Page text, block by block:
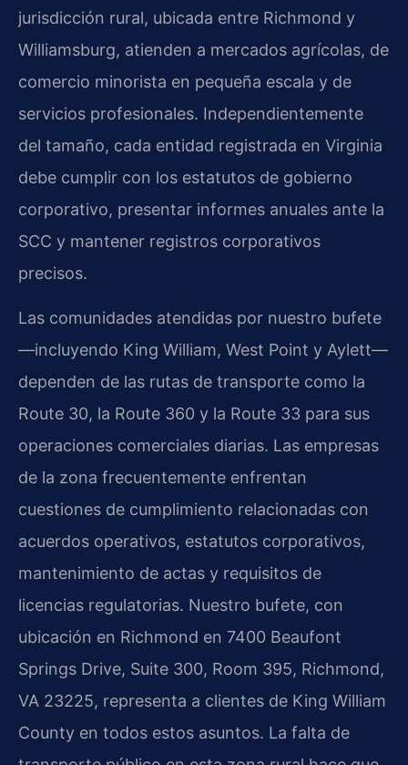
jurisdicción rural, ubicada entre Richmond y
Williamsburg, atienden a mercados agrícolas, de
comercio minorista en pequeña escala y de
servicios profesionales. Independientemente
del tamaño, cada entidad registrada en Virginia
debe cumplir con los estatutos de gobierno
corporativo, presentar informes anuales ante la
SCC y mantener registros corporativos
precisos.
Las comunidades atendidas por nuestro bufete
—incluyendo King William, West Point y Aylett—
dependen de las rutas de transporte como la
Route 30, la Route 360 y la Route 33 para sus
operaciones comerciales diarias. Las empresas
de la zona frecuentemente enfrentan
cuestiones de cumplimiento relacionadas con
acuerdos operativos, estatutos corporativos,
mantenimiento de actas y requisitos de
licencias regulatorias. Nuestro bufete, con
ubicación en Richmond en 7400 Beaufont
Springs Drive, Suite 300, Room 395, Richmond,
VA 23225, representa a clientes de King William
County en todos estos asuntos. La falta de